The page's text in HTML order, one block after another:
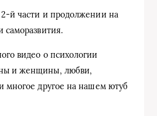
й части и продолжении на
саморазвития.
видео о психологии
и женщины, любви,
многое другое на нашем ютуб